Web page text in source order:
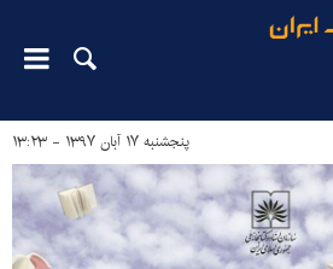
پنجشنبه ۱۷ آبان ۱۳۹۷ - ۱۳:۲۳